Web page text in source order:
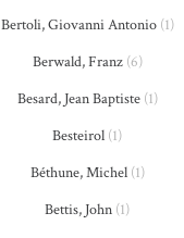
Bertoli, Giovanni Antonio(1)
Berwald, Franz(6)
Besard, Jean Baptiste(1)
Besteirol (1)
Béthune, Michel(1)
Bettis, John (1)